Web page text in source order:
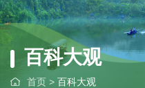
百科大观
首页 > 百科大观